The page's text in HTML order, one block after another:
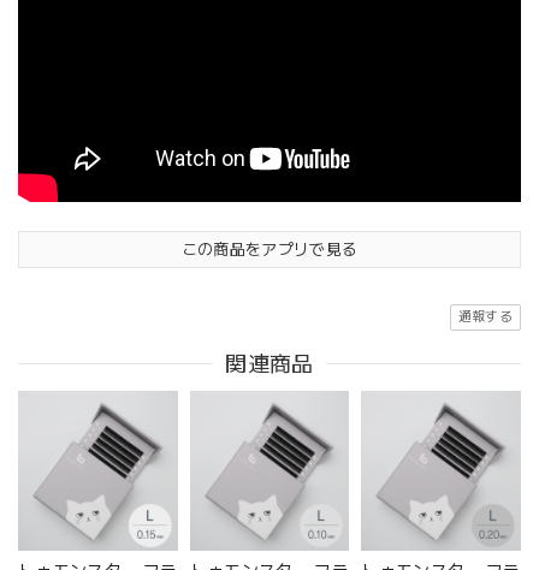
この商品をアプリで見る
通報する
関連商品